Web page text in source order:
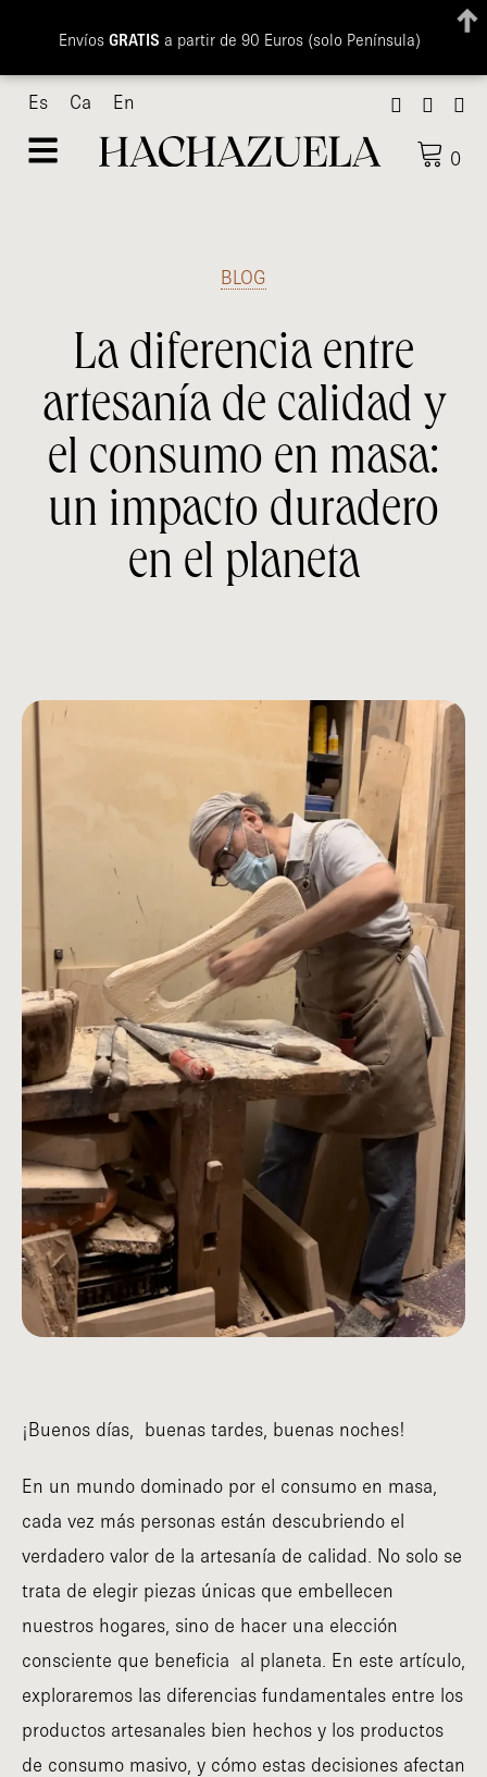
contenido
Es Ca En
0
BLOG
La diferencia entre
artesanía de calidad y
el consumo en masa:
un impacto duradero
en el planeta
¡Buenos días, buenas tardes, buenas noches!
En un mundo dominado por el consumo en masa,
cada vez más personas están descubriendo el
verdadero valor de la artesanía de calidad. No solo se
trata de elegir piezas únicas que embellecen
nuestros hogares, sino de hacer una elección
consciente que beneficia al planeta. En este artículo,
exploraremos las diferencias fundamentales entre los
productos artesanales bien hechos y los productos
de consumo masivo, y cómo estas decisiones afectan
Envíos GRATIS a partir de 90 Euros (solo Península)